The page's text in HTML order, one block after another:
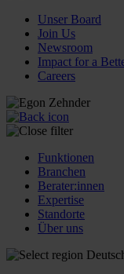
Unser Board
Join Us
Newsroom
Impact for a
Careers
Funktionen
Branchen
Berater:innen
Expertise
Standorte
Über uns